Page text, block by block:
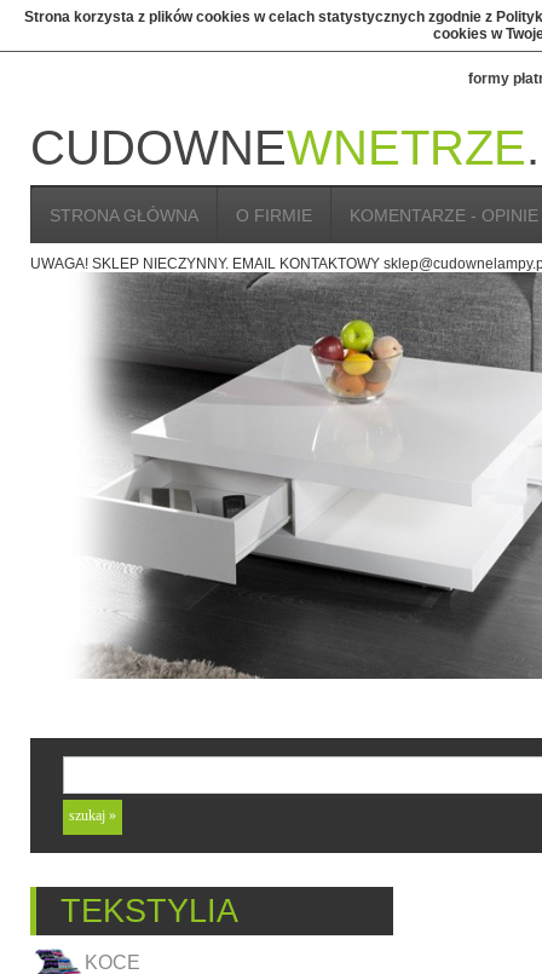
Strona korzysta z plików cookies w celach statystycznych zgodnie z
cookies w
formy
CUDOWNEWNETRZE
STRONA GŁÓWNA O FIRMIE KOMENTARZE - OPINIE
UWAGA! SKLEP NIECZYNNY. EMAIL KONTAKTOWY
TEKSTYLIA
KOCE